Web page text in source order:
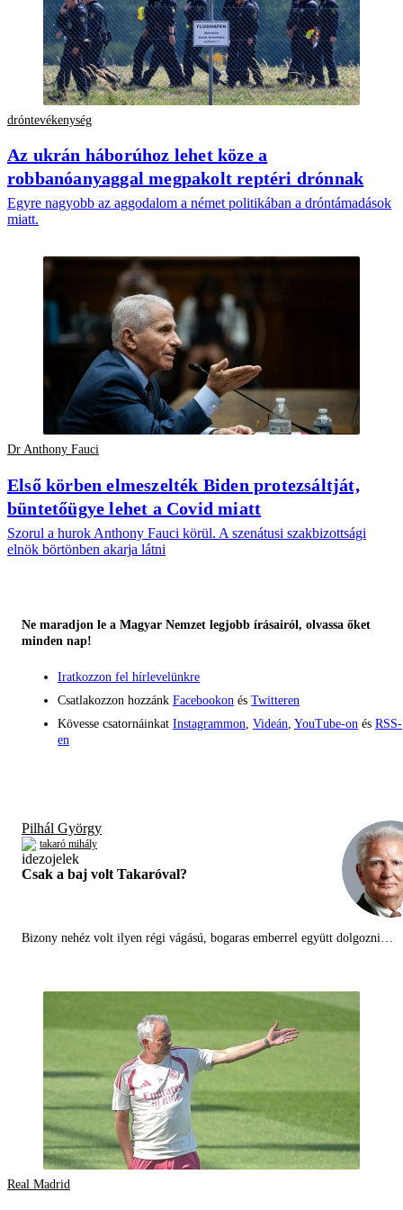
dróntevékenység
Az ukrán háborúhoz lehet köze a
robbanóanyaggal megpakolt reptéri drónnak
Egyre nagyobb az aggodalom a német politikában a dróntámadások
miatt.
Dr Anthony Fauci
Első körben elmeszelték Biden protezsáltját,
büntetőügye lehet a Covid miatt
Szorul a hurok Anthony Fauci körül. A szenátusi szakbizottsági
elnök börtönben akarja látni
Ne maradjon le a Magyar Nemzet legjobb írásairól, olvassa őket
minden nap!
Iratkozzon fel hírlevelünkre
Csatlakozzon hozzánk Facebookon és Twitteren
Kövesse csatornáinkat Instagrammon Videán YouTube-on és RSS-
en
Pilhál György
takaró mihály
Csak a baj volt Takaróval?
Bizony nehéz volt ilyen régi vágású, bogaras emberrel együtt dolgozni…
Real Madrid